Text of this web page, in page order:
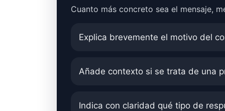
Cuanto más concreto sea el mensaje,
Explica brevemente el motivo del
Añade contexto si se trata de una
Indica con claridad qué tipo de